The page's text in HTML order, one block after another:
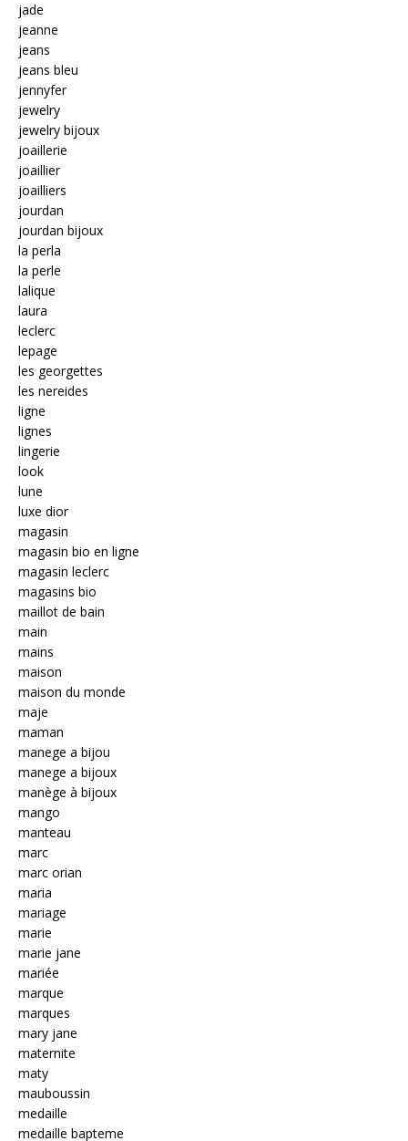
jade
jeanne
jeans
jeans bleu
jennyfer
jewelry
jewelry bijoux
joaillerie
joaillier
joailliers
jourdan
jourdan bijoux
la perla
la perle
lalique
laura
leclerc
lepage
les georgettes
les nereides
ligne
lignes
lingerie
look
lune
luxe dior
magasin
magasin bio en ligne
magasin leclerc
magasins bio
maillot de bain
main
mains
maison
maison du monde
maje
maman
manege a bijou
manege a bijoux
manège à bijoux
mango
manteau
marc
marc orian
maria
mariage
marie
marie jane
mariée
marque
marques
mary jane
maternite
maty
mauboussin
medaille
medaille bapteme